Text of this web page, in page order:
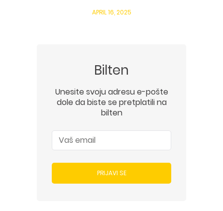
APRIL 16, 2025
Bilten
Unesite svoju adresu e-pošte
dole da biste se pretplatili na
bilten
PRIJAVI SE